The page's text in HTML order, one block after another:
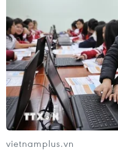
vietnamplus.vn